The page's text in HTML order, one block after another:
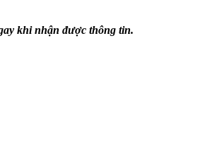
khi nhận được thông tin.